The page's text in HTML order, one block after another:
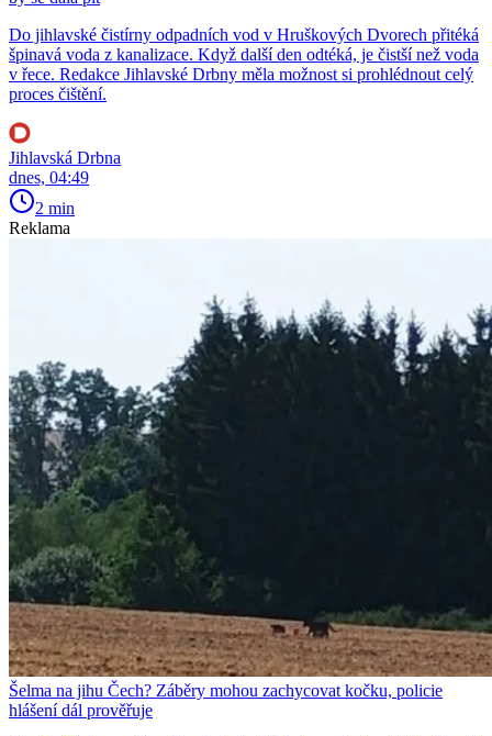
Do jihlavské čistírny odpadních vod v Hruškových Dvorech přitéká
špinavá voda z kanalizace. Když další den odtéká, je čistší než voda
v řece. Redakce Jihlavské Drbny měla možnost si prohlédnout celý
proces čištění.
Jihlavská Drbna
dnes, 04:49
2 min
Reklama
Šelma na jihu Čech? Záběry mohou zachycovat kočku, policie
hlášení dál prověřuje